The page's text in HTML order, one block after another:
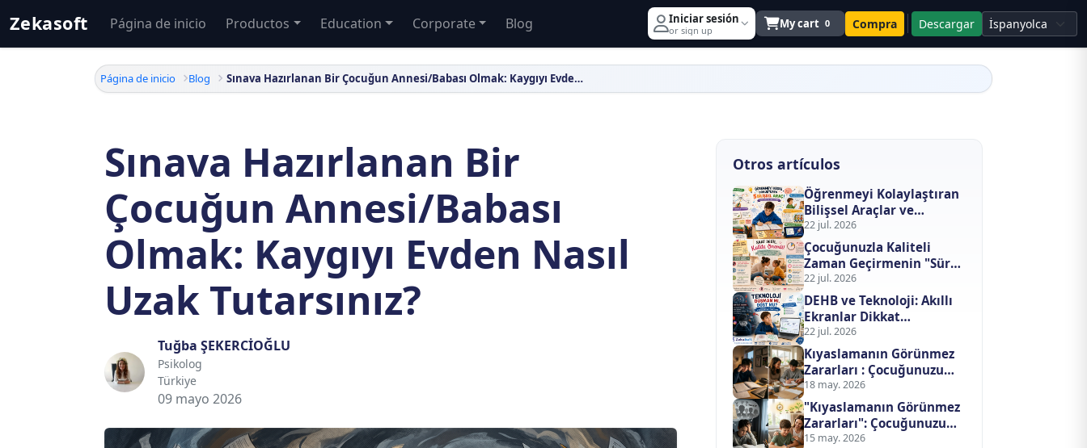
Zekasoft Página de inicio Productos Education Corporate Blog Iniciar sesión
or sign up My cart 0 Compra Descargar
Página de inicio Blog Sınava Hazırlanan Bir Çocuğun Annesi/Babası Olmak: Kaygıyı Evden Nasıl Uzak Tutarsınız?
Sınava Hazırlanan Bir
Çocuğun Annesi/Babası
Olmak: Kaygıyı Evden Nasıl
Uzak Tutarsınız?
Tuğba ŞEKERCİOĞLU
Psikolog
Türkiye
09 mayo 2026
Otros artículos
Öğrenmeyi Kolaylaştıran
Bilişsel Araçlar ve
Eğlenceli Metotlar
22 jul. 2026
Çocuğunuzla Kaliteli
Zaman Geçirmenin "Süre"
Değil "İçerik" Formülü
22 jul. 2026
DEHB ve Teknoloji: Akıllı
Ekranlar Dikkat
Eksikliğini Tetikliyor mu,
Tedavi mi Ediyor?
22 jul. 2026
Kıyaslamanın Görünmez
Zararları : Çocuğunuzu
Başkalarıyla Yarıştırmayı
Bıraktığınızda Ne Değişir?
18 may. 2026
"Kıyaslamanın Görünmez
Zararları": Çocuğunuzu
Başkalarıyla Yarıştırmayı
15 may. 2026